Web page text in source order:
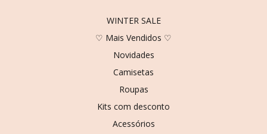
WINTER SALE
♡ Mais Vendidos ♡
Novidades
Camisetas
Roupas
Kits com desconto
Acessórios